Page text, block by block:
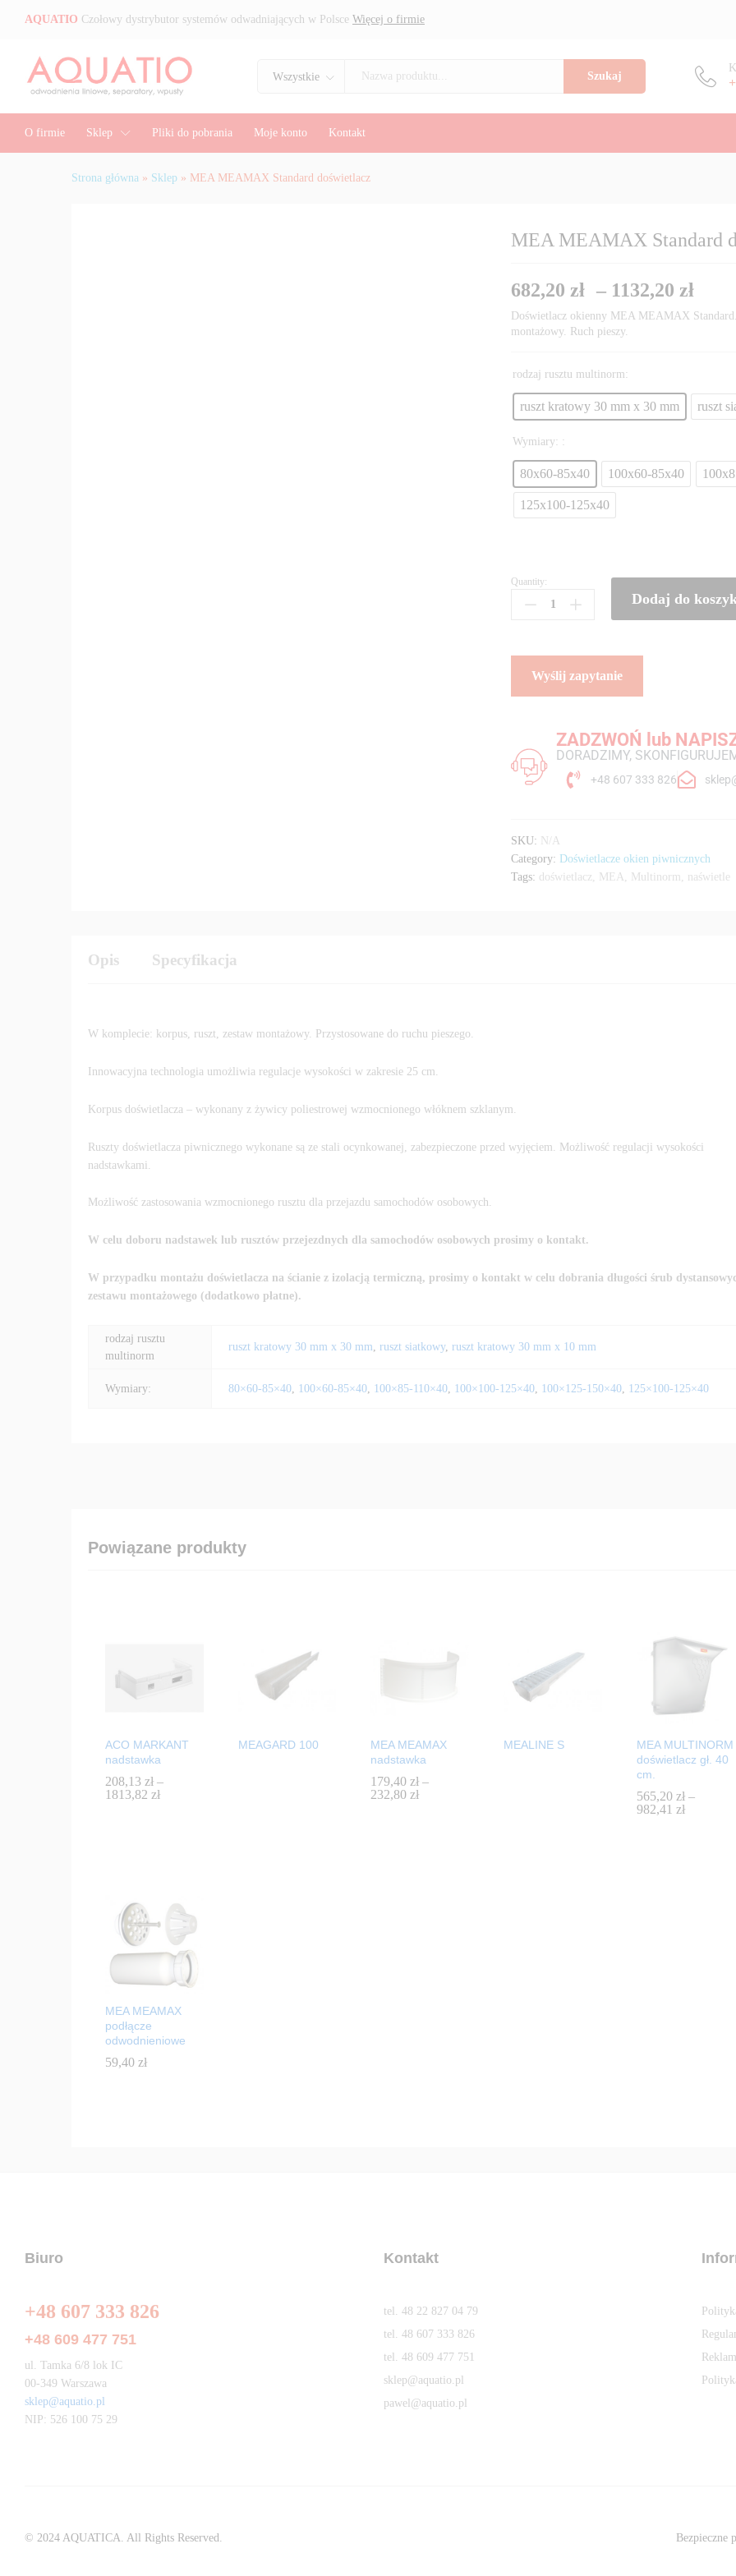
AQUATIO Czołowy dystrybutor systemów odwadniających w Polsce Więcej o firmie
Wszystkie Szukaj
O firmie Sklep Pliki do pobrania Moje konto Kontakt
Strona główna » Sklep » MEA MEAMAX Standard doświetlacz
MEA MEAMAX Standard
682,20zł – 1132,20zł
Doświetlacz okienny MEA MEAMAX
montażowy. Ruch pieszy.
rodzaj rusztu multinorm:
ruszt kratowy 30 mm x 30 mm ruszt
Wymiary: :
80x60-85x40 100x60-85x40
125x100-125x40
Quantity:
Dodaj do
ZADZWOŃ lub
DORADZIMY,
+48 607 333 826
SKU: N/A
Category: Doświetlacze okien piwnicznych
Tags: doświetlacz, MEA, Multinorm, naświetle
Opis Specyfikacja
W komplecie: korpus, ruszt, zestaw montażowy. Przystosowane do ruchu pieszego.
Innowacyjna technologia umożliwia regulacje wysokości w zakresie 25 cm.
Korpus doświetlacza – wykonany z żywicy poliestrowej wzmocnionego włóknem szklanym.
Ruszty doświetlacza piwnicznego wykonane są ze stali ocynkowanej, zabezpieczone przed wyjęciem. Możliwość regulacji wysokości
nadstawkami.
Możliwość zastosowania wzmocnionego rusztu dla przejazdu samochodów osobowych.
W celu doboru nadstawek lub rusztów przejezdnych dla samochodów osobowych prosimy o kontakt.
W przypadku montażu doświetlacza na ścianie z izolacją termiczną, prosimy o kontakt w celu dobrania długości śrub
zestawu montażowego (dodatkowo płatne).
rodzaj rusztu
multinorm
ruszt kratowy 30 mm x 30 mm ruszt siatkowy, ruszt kratowy 30 mm x 10 mm
Wymiary: 80×60-85×40 100×60-85×40 100×85-110×40 100×100-125×40 100×125-150×40 125×100-125×40
Powiązane produkty
ACO MARKANT
nadstawka
208,13 zł –
1813,82 zł
208,13 zł
1813,82 zł
MEAGARD 100
MEA MEAMAX
nadstawka
179,40 zł –
232,80 zł
179,40 zł
232,80 zł
MEALINE S
MEA MULTINORM
doświetlacz gł. 40
cm.
565,20 zł –
982,41 zł
565,20 zł
982,41 zł
MEA MEAMAX
podłącze
odwodnieniowe
59,40 zł
59,40 zł
Biuro
+48 607 333 826
+48 609 477 751
ul. Tamka 6/8 lok IC
00-349 Warszawa
sklep@aquatio.pl
NIP: 526 100 75 29
Kontakt
tel. 48 22 827 04 79
tel. 48 607 333 826
tel. 48 609 477 751
sklep@aquatio.pl
pawel@aquatio.pl
© 2024 AQUATICA. All Rights Reserved. Bezpieczne
Opis Specyfikacja